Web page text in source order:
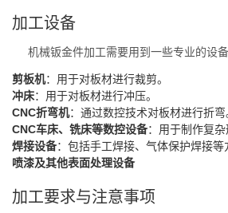
加工设备
机械钣金件加工需要用到一些专业的设备
剪板机：用于对板材进行裁剪。
冲床：用于对板材进行冲压。
CNC折弯机：通过数控技术对板材进行折弯
CNC车床、铣床等数控设备：用于制作复杂
焊接设备：包括手工焊接、气体保护焊接
喷漆及其他表面处理设备
加工要求与注意事项